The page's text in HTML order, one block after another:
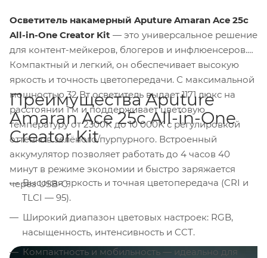
Осветитель накамерный Aputure Amaran Ace 25c
All-in-One Creator Kit — это универсальное решение
для контент-мейкеров, блогеров и инфлюенсеров.
Компактный и легкий, он обеспечивает высокую
яркость и точность цветопередачи. С максимальной
мощностью 32 Вт осветитель выдает 1171 люкс на
расстоянии 1 м и поддерживает цветовую
температуру от 2300K до 10 000K с регулировкой
оттенков зелёного/пурпурного. Встроенный
аккумулятор позволяет работать до 4 часов 40
минут в режиме экономии и быстро заряжается
через USB-C.
Преимущества Aputure
Amaran Ace 25c All-in-One
Creator Kit
Высокая яркость и точная цветопередача (CRI и
TLCI — 95).
Широкий диапазон цветовых настроек: RGB,
насыщенность, интенсивность и CCT.
Компактность и мобильность — идеально для